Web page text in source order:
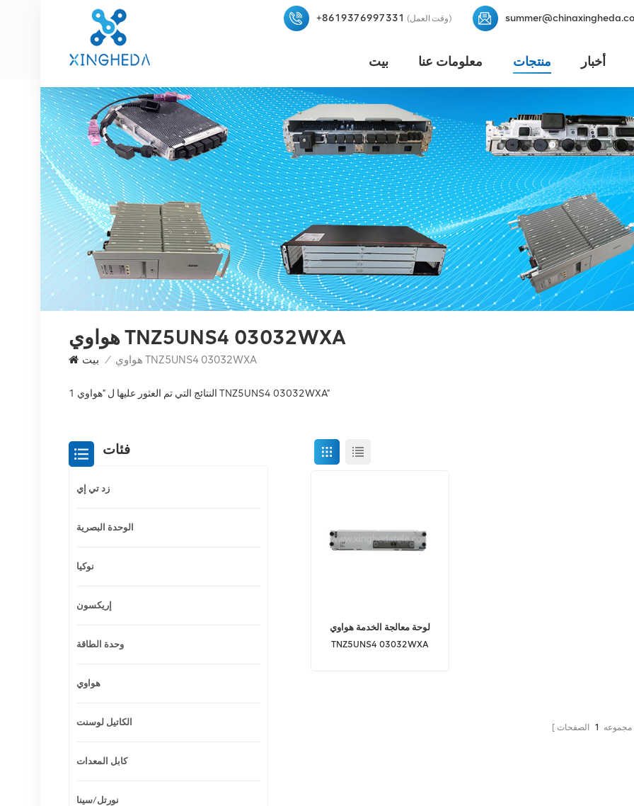
+8619376997331 (وقت العمل)
بيت معلومات عنا منتجات أخبار
هواوي TNZ5UNS4 03032WXA
بيت / هواوي TNZ5UNS4 03032WXA
1 النتائج التي تم العثور عليها ل "هواوي TNZ5UNS4 03032WXA"
لوحة معالجة الخدمة هواوي
TNZ5UNS4 03032WXA
مجموعه 1 الصفحات
فئات
زد تي إي
الوحدة البصرية
نوكيا
إريكسون
وحدة الطاقة
هواوي
الكاتيل لوسنت
كابل المعدات
نورتل/سينا